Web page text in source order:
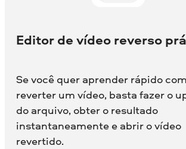
Editor de vídeo reverso
Se você quer aprender rápido
reverter um vídeo, basta fazer o
do arquivo, obter o resultado
instantaneamente e abrir o vídeo
revertido.